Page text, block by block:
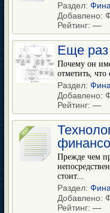
Раздел:
Добавлено:
Рейтинг: —
Еще раз
Почему он
отметить,
Раздел:
Добавлено:
Рейтинг: —
Прежде чем
стоит...
Раздел:
Добавлено:
Рейтинг: —